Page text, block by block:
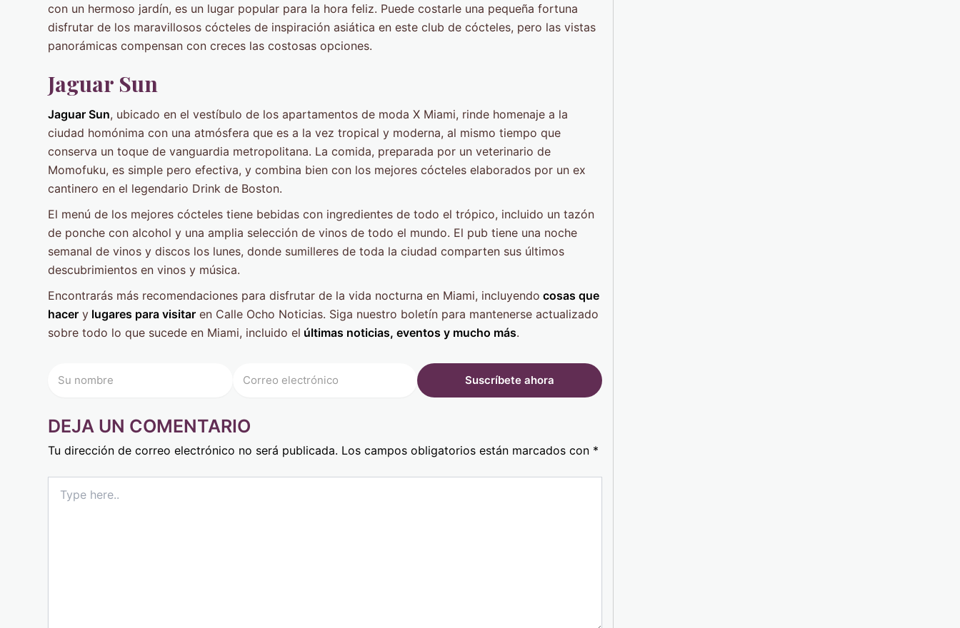
con un hermoso jardín, es un lugar popular para la hora feliz. Puede costarle una pequeña fortuna
disfrutar de los maravillosos cócteles de inspiración asiática en este club de cócteles, pero las vistas
panorámicas compensan con creces las costosas opciones.
Jaguar Sun
Jaguar Sun, ubicado en el vestíbulo de los apartamentos de moda X Miami, rinde homenaje a la
ciudad homónima con una atmósfera que es a la vez tropical y moderna, al mismo tiempo que
conserva un toque de vanguardia metropolitana. La comida, preparada por un veterinario de
Momofuku, es simple pero efectiva, y combina bien con los mejores cócteles elaborados por un ex
cantinero en el legendario Drink de Boston.
El menú de los mejores cócteles tiene bebidas con ingredientes de todo el trópico, incluido un tazón
de ponche con alcohol y una amplia selección de vinos de todo el mundo. El pub tiene una noche
semanal de vinos y discos los lunes, donde sumilleres de toda la ciudad comparten sus últimos
descubrimientos en vinos y música.
Encontrarás más recomendaciones para disfrutar de la vida nocturna en Miami, incluyendo cosas que
hacer y lugares para visitar en Calle Ocho Noticias. Siga nuestro boletín para mantenerse actualizado
sobre todo lo que sucede en Miami, incluido el últimas noticias, eventos y mucho más.
DEJA UN COMENTARIO
Tu dirección de correo electrónico no será publicada. Los campos obligatorios están marcados con *
here..